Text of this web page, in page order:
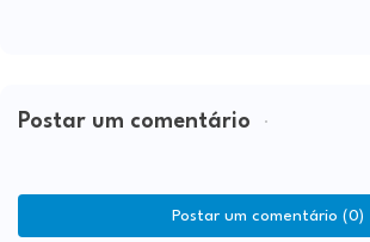
Postar um comentário
Postar um comentário (0)